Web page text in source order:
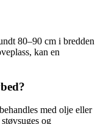
80–90 cm i bredden
kan en
med olje eller
og